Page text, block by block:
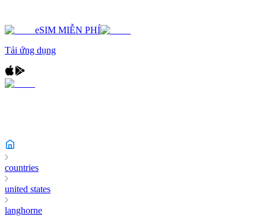
eSIM MIỄN PHÍ
Tải ứng dụng
countries
united states
langhorne